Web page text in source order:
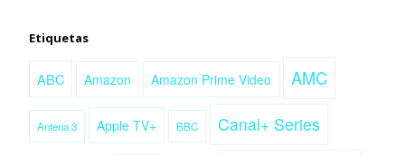
Etiquetas
ABC Amazon Amazon Prime Video AMC
Antena 3 Apple TV+ BBC Canal+ Series